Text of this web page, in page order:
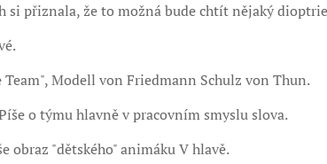
si přiznala, že to možná bude chtít nějaký
Modell von Friedmann Schulz von Thun.
o týmu hlavně v pracovním smyslu slova.
obraz "dětského" animáku V hlavě.